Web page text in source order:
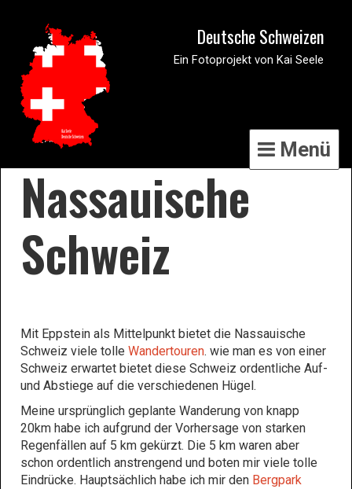
Deutsche Schweizen
Ein Fotoprojekt von Kai Seele
Menü
Nassauische
Schweiz
Mit Eppstein als Mittelpunkt bietet die Nassauische
Schweiz viele tolle Wandertouren. wie man es von einer
Schweiz erwartet bietet diese Schweiz ordentliche Auf-
und Abstiege auf die verschiedenen Hügel.
Meine ursprünglich geplante Wanderung von knapp
20km habe ich aufgrund der Vorhersage von starken
Regenfällen auf 5 km gekürzt. Die 5 km waren aber
schon ordentlich anstrengend und boten mir viele tolle
Eindrücke. Hauptsächlich habe ich mir den Bergpark